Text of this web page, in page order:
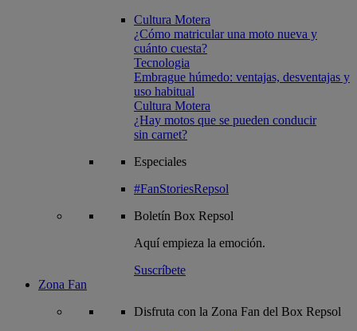
Cultura Motera
¿Cómo matricular una moto nueva y
cuánto cuesta?
Tecnologia
Embrague húmedo: ventajas, desventajas y
uso habitual
Cultura Motera
¿Hay motos que se pueden conducir
sin carnet?
Especiales
#FanStoriesRepsol
Boletín Box Repsol
Aquí empieza la emoción.
Suscríbete
Zona Fan
Disfruta con la Zona Fan del Box Repsol